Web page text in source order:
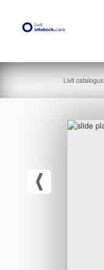
Livit catalogus